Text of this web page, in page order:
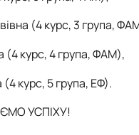
(4 курс, 3 група,
(4 курс,4група, ФАМ),
(4курс, 5 група, ЕФ).
УСПІХУ!